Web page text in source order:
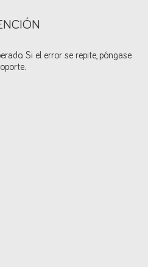
Si el error se repite, póngase